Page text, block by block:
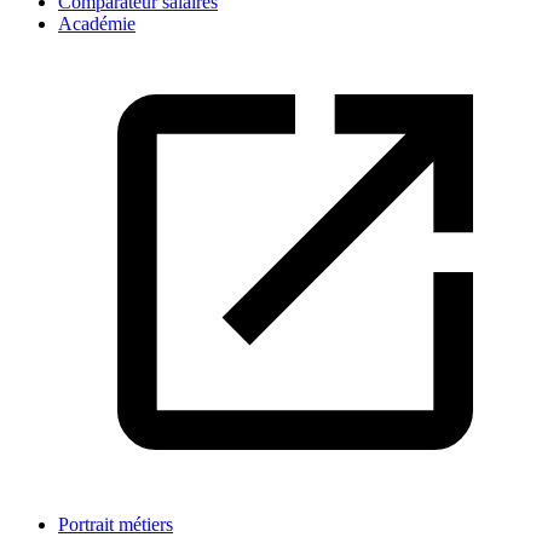
Académie
Portrait métiers